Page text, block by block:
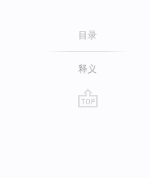
目录
释义